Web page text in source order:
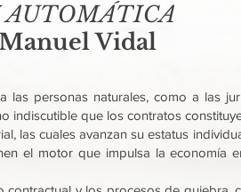
Vidal
las personas naturales, como a las
indiscutible que los contratos
las cuales avanzan su estatus
el motor que impulsa la economía